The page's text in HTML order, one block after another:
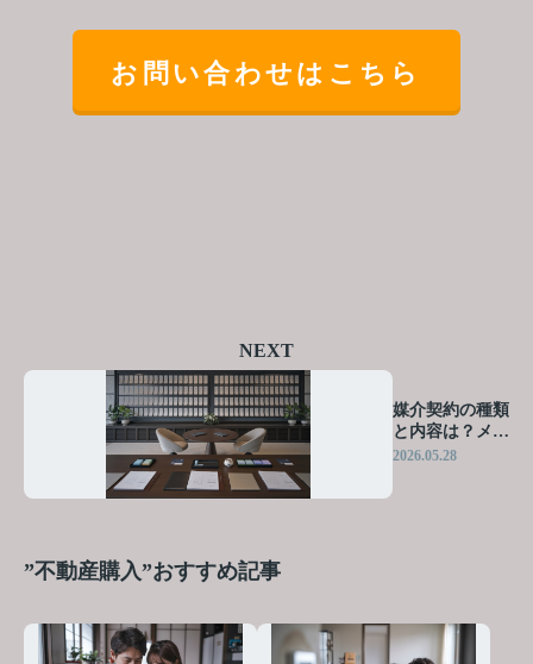
お問い合わせはこちら
NEXT
媒介契約の種類
と内容は？メリ
ットとデメリッ
説
2026.05.28
”不動産購入”おすすめ記事